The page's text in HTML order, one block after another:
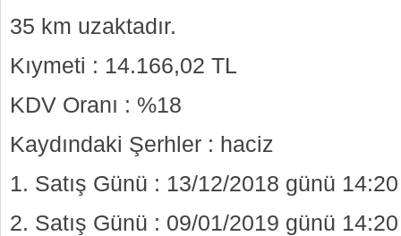
35 km uzaktadır.
Kıymeti : 14.166,02 TL
KDV Oranı : %18
Kaydındaki Şerhler : haciz
1. Satış Günü : 13/12/2018 günü
2. Satış Günü : 09/01/2019 günü